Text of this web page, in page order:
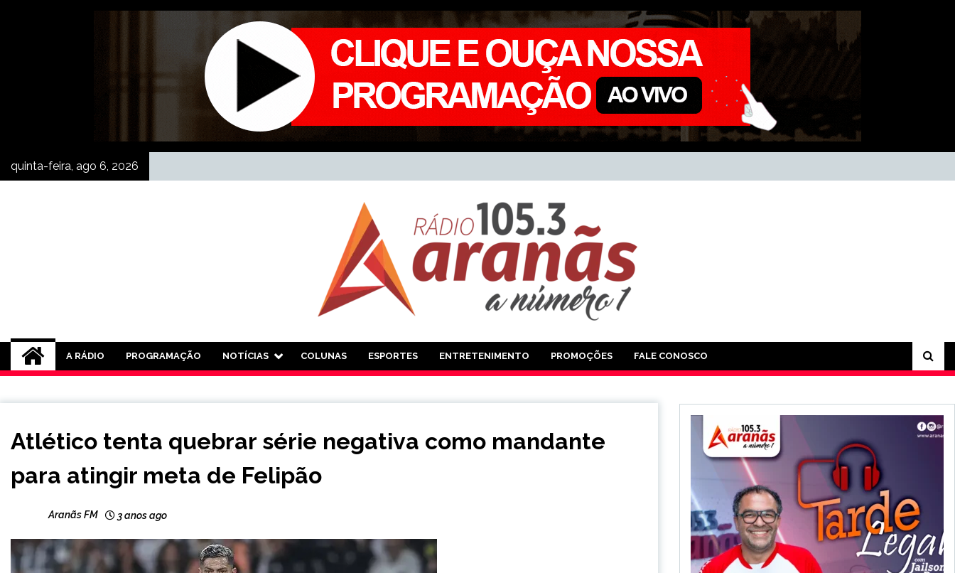
quinta-feira, ago 6, 2026
Rádio Aranãs 105.3
A RÁDIO PROGRAMAÇÃO NOTÍCIAS COLUNAS ESPORTES ENTRETENIMENTO PROMOÇÕES FALE CONOSCO
Atlético tenta quebrar série negativa como mandante
para atingir meta de Felipão
Aranãs FM 3 anos ago